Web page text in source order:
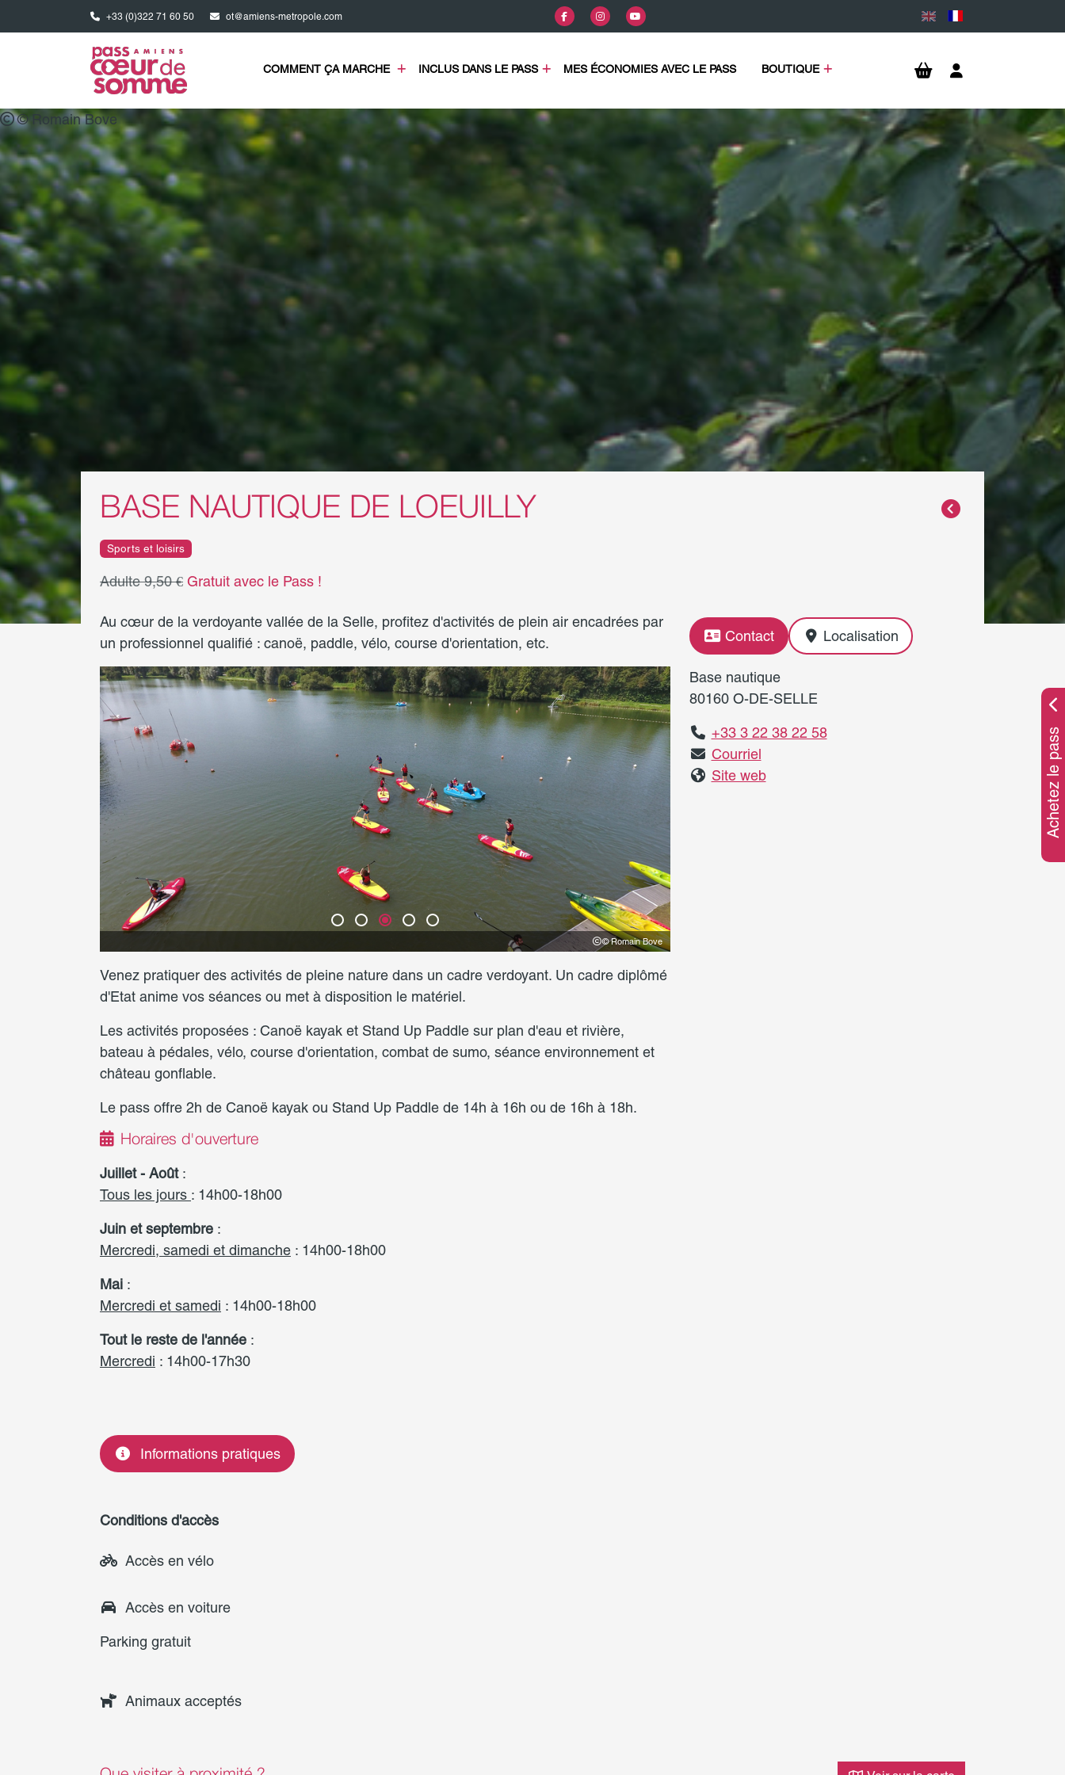
+33 (0)322 71 60 50 ot@amiens-metropole.com
COMMENT ÇA MARCHE INCLUS DANS LE PASS MES ÉCONOMIES AVEC LE PASS BOUTIQUE
© Romain Bove
BASE NAUTIQUE DE LOEUILLY
Sports et loisirs
Adulte 9,50 € Gratuit avec le Pass !
Au cœur de la verdoyante vallée de la Selle, profitez d'activités de plein air encadrées par
un professionnel qualifié : canoë, paddle, vélo, course d'orientation, etc.
© Romain Bove
Venez pratiquer des activités de pleine nature dans un cadre verdoyant. Un cadre diplômé
d'Etat anime vos séances ou met à disposition le matériel.
Les activités proposées : Canoë kayak et Stand Up Paddle sur plan d'eau et rivière,
bateau à pédales, vélo, course d'orientation, combat de sumo, séance environnement et
château gonflable.
Le pass offre 2h de Canoë kayak ou Stand Up Paddle de 14h à 16h ou de 16h à 18h.
Horaires d'ouverture
Juillet - Août :
Tous les jours : 14h00-18h00
Juin et septembre :
Mercredi, samedi et dimanche : 14h00-18h00
Mai :
Mercredi et samedi : 14h00-18h00
Tout le reste de l'année :
Mercredi : 14h00-17h30
Contact Localisation
Base nautique
80160 O-DE-SELLE
+33 3 22 38 22 58
Courriel
Site web
Informations pratiques
Conditions d'accès
Accès en vélo
Accès en voiture
Parking gratuit
Animaux acceptés
Achetez le pass